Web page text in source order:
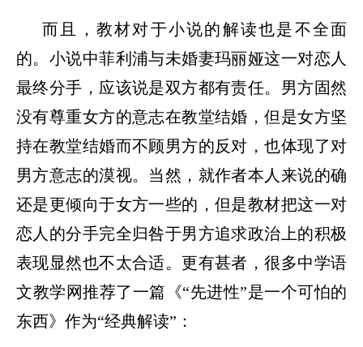
而且，教材对于小说的解读也是不全面
的。小说中菲利浦与未婚妻玛丽娅这一对恋人
最终分手，应该说是双方都有责任。男方固然
没有尊重女方的意志在教堂结婚，但是女方坚
持在教堂结婚而不顾男方的反对，也体现了对
男方意志的漠视。当然，就作者本人来说的确
还是更倾向于女方一些的，但是教材把这一对
恋人的分手完全归咎于男方追求政治上的积极
表现显然也不太合适。更有甚者，很多中学语
文教学网推荐了一篇《“先进性”是一个可怕的
东西》作为“经典解读”：